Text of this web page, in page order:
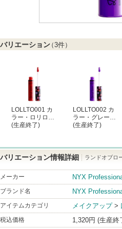
バリエーション（3件）
LOLLTO001 カ
ラー・ロリロ…
(生産終了)
LOLLTO002 カ
ラー・グレー…
(生産終了)
バリエーション情報詳細 ランドオブロ
メーカー NYX
ブランド名
NYX
アイテムカテゴリ メイクアップ>
税込価格 1,320円 (生産終